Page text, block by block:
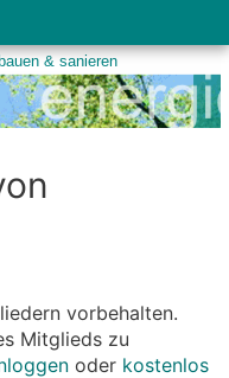
vorbehalten.
Mitglieds zu
oder kostenlos